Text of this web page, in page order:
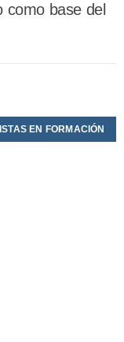
como base del
EN FORMACIÓN